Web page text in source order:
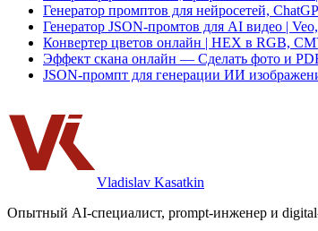
Генератор промптов для нейросетей,
Генератор JSON-промтов для AI видео |
Конвертер цветов онлайн | HEX в RGB,
Эффект скана онлайн — Сделать фото и
JSON-промпт для генерации ИИ
Vladislav Kasatkin
Опытный AI-специалист, prompt-инженер и